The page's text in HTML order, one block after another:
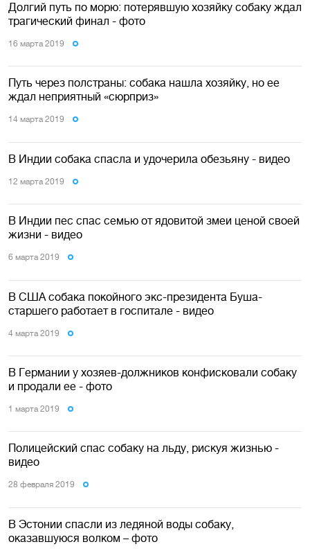
Долгий путь по морю: потерявшую хозяйку собаку ждал
трагический финал - фото
16 марта 2019
Путь через полстраны: собака нашла хозяйку, но ее
ждал неприятный «сюрприз»
14 марта 2019
В Индии собака спасла и удочерила обезьяну - видео
12 марта 2019
В Индии пес спас семью от ядовитой змеи ценой своей
жизни - видео
6 марта 2019
В США собака покойного экс-президента Буша-
старшего работает в госпитале - видео
4 марта 2019
В Германии у хозяев-должников конфисковали собаку
и продали ее - фото
1 марта 2019
Полицейский спас собаку на льду, рискуя жизнью -
видео
28 февраля 2019
В Эстонии спасли из ледяной воды собаку,
оказавшуюся волком – фото